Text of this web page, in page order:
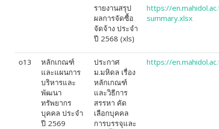
รายงานสรุป
ผลการจัดซื้อ
จัดจ้าง ประจำ
ปี 2568 (xls)
https://
summary.xlsx
o13
หลักเกณฑ์
และแผนการ
บริหารและ
พัฒนา
ทรัพยากร
บุคคล ประจำ
ปี 2569
ประกาศ
ม.มหิดล เรื่อง
หลักเกณฑ์
และวิธีการ
สรรหา คัด
เลือกบุคคล
การบรรจุและ
https://